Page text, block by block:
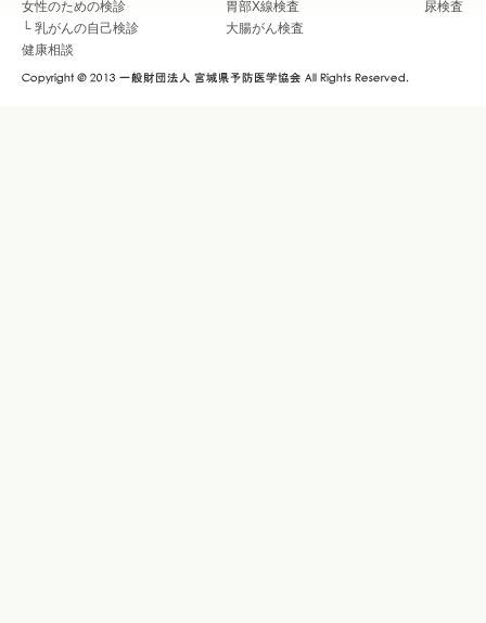
女性のための検診
└ 乳がんの自己検診
健康相談
胃部X線検査
尿検査
大腸がん検査